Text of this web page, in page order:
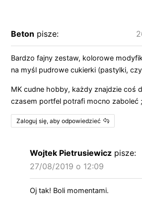
Beton pisze:
Bardzo fajny zestaw, kolorowe
na myśl pudrowe cukierki (pastylki,
MK cudne hobby, każdy znajdzie coś
czasem portfel potrafi mocno zaboleć
Zaloguj się, aby odpowiedzieć
Wojtek Pietrusiewicz pisze:
27/08/2019 o 12:09
Oj tak! Boli momentami.